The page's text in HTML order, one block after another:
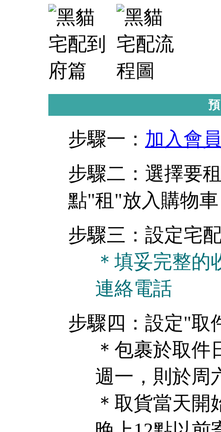
步驟一： 加入會
步驟二：選擇要
點"租"放入購物
步驟三：設定宅
＊填妥完整的
連絡電話
步驟四：設定"取
＊包裹於取件
週一，則於周
＊取貨當天開